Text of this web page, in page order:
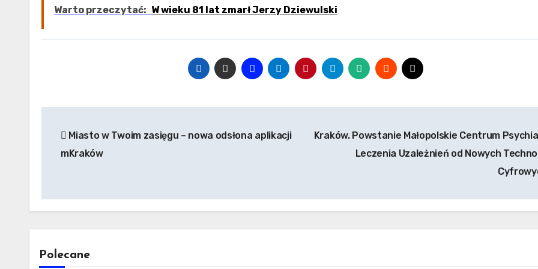
Warto przeczytać: W wieku 81 lat zmarł Jerzy Dziewulski
wpisu
Miasto w Twoim zasięgu – nowa odsłona aplikacji
mKraków
Kraków. Powstanie Małopolskie Centrum
Leczenia Uzależnień od Nowych
Polecane